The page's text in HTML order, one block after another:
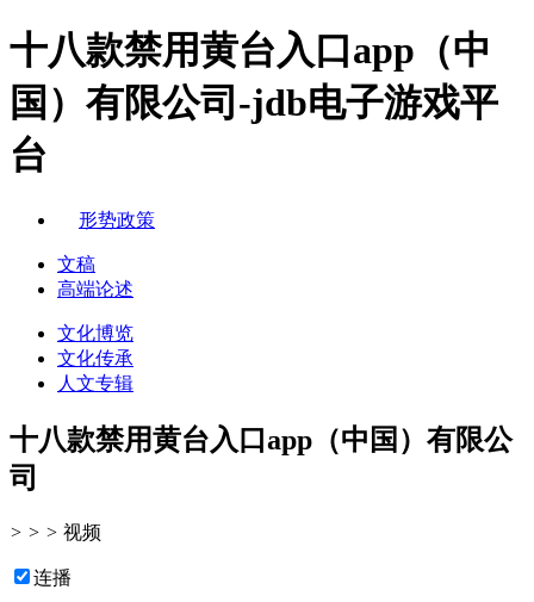
十八款禁用黄台入口app（中
国）有限公司-jdb电子游戏平
台
形势政策
文稿
高端论述
文化博览
文化传承
人文专辑
十八款禁用黄台入口app（中国）有限公
司
> > > 视频
连播